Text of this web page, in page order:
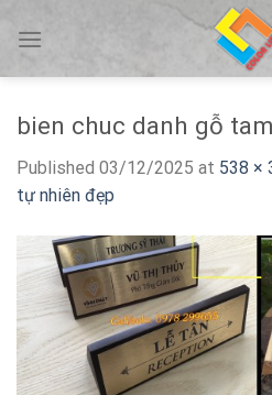
bien chuc danh gỗ
Published 03/12/2025 at 538 ×
tự nhiên đẹp